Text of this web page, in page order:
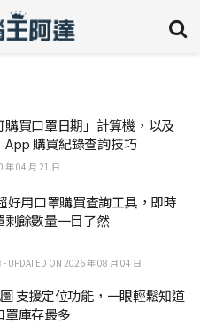
買口罩日期」計算機，以及
App 購買紀錄查詢技巧
年 04 月 21 日
好用口罩購買查詢工具，即時
剩餘數量一目了然
UPDATED ON 2026 年 08 月 04 日
支援定位功能，一眼輕鬆知道
罩庫存最多